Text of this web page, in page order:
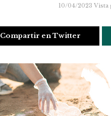
10/04/2023 Vista
Compartir en Twitter